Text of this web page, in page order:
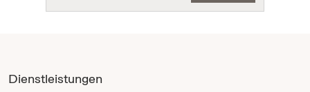
Dienstleistungen